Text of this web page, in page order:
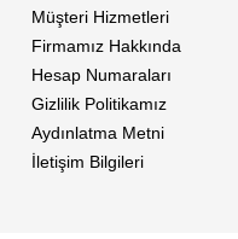
Müşteri Hizmetleri
Firmamız Hakkında
Hesap Numaraları
Gizlilik Politikamız
Aydınlatma Metni
İletişim Bilgileri